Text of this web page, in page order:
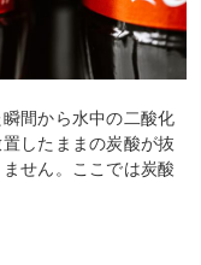
間から水中の二酸化
したままの炭酸が抜
せん。ここでは炭酸